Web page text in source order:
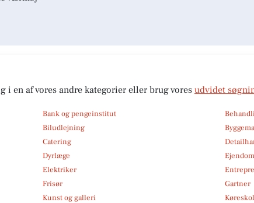
i en af vores andre kategorier eller brug vores udvidet
Bank og pengeinstitut
Biludlejning
Catering
Dyrlæge
Elektriker
Frisør
Gartner
Kunst og galleri